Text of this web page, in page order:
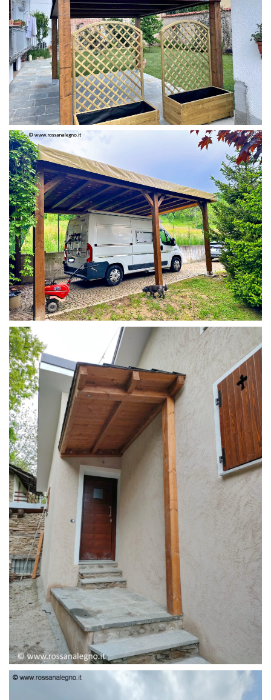
PERGOLA 4 X 3 COLOR MIRTO
COPERTURA CAMPER
PENSILINA ENTRATA